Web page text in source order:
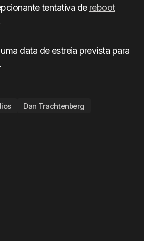
tentativa de reboot
data de estreia prevista para
Dan Trachtenberg